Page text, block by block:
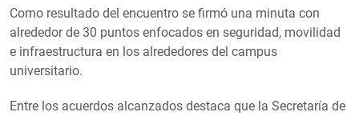
Como resultado del encuentro se firmó una minuta con
alrededor de 30 puntos enfocados en seguridad, movilidad
e infraestructura en los alrededores del campus
universitario.
Entre los acuerdos alcanzados destaca que la Secretaría de